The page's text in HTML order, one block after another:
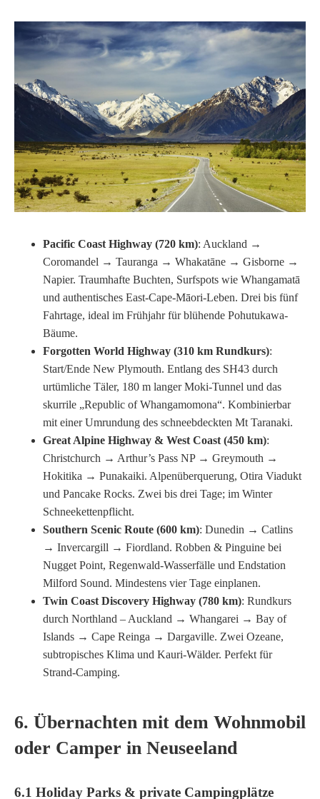
Pacific Coast Highway (720 km): Auckland →
Coromandel → Tauranga → Whakatāne → Gisborne →
Napier. Traumhafte Buchten, Surfspots wie Whangamatā
und authentisches East-Cape-Māori-Leben. Drei bis fünf
Fahrtage, ideal im Frühjahr für blühende Pohutukawa-
Bäume.
Forgotten World Highway (310 km Rundkurs):
Start/Ende New Plymouth. Entlang des SH43 durch
urtümliche Täler, 180 m langer Moki-Tunnel und das
skurrile „Republic of Whangamomona“. Kombinierbar
mit einer Umrundung des schneebdeckten Mt Taranaki.
Great Alpine Highway & West Coast (450 km):
Christchurch → Arthur’s Pass NP → Greymouth →
Hokitika → Punakaiki. Alpenüberquerung, Otira Viadukt
und Pancake Rocks. Zwei bis drei Tage; im Winter
Schneekettenpflicht.
Southern Scenic Route (600 km): Dunedin → Catlins
→ Invercargill → Fiordland. Robben & Pinguine bei
Nugget Point, Regenwald-Wasserfälle und Endstation
Milford Sound. Mindestens vier Tage einplanen.
Twin Coast Discovery Highway (780 km): Rundkurs
durch Northland – Auckland → Whangarei → Bay of
Islands → Cape Reinga → Dargaville. Zwei Ozeane,
subtropisches Klima und Kauri-Wälder. Perfekt für
Strand-Camping.
6. Übernachten mit dem Wohnmobil
oder Camper in Neuseeland
6.1 Holiday Parks & private Campingplätze